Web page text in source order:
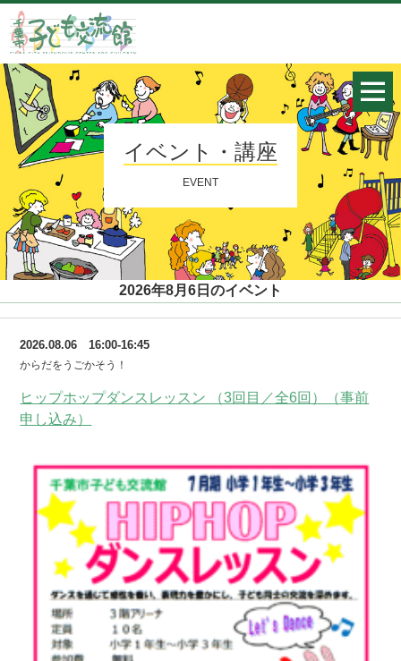
イベント・講座
EVENT
2026年8月6日のイベント
ヒップホップダンスレッスン （3回目／全6回）（事前
申し込み）
2026.08.06 16:00-16:45
からだをうごかそう！